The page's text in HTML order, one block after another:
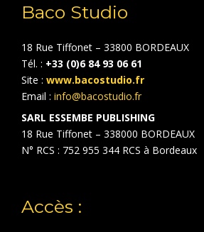
Baco Studio
18 Rue Tiffonet – 33800 BORDEAUX
Tél. : +33 (0)6 84 93 06 61
Site :www.bacostudio.fr
Email :info@bacostudio.fr
SARL ESSEMBE PUBLISHING
18 Rue Tiffonet – 338000 BORDEAUX
N° RCS : 752 955 344 RCS à Bordeaux
Accès :